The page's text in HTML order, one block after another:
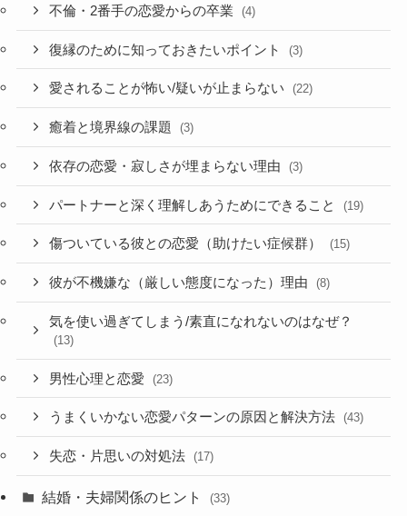
不倫・2番手の恋愛からの卒業 (4)
復縁のために知っておきたいポイント (3)
愛されることが怖い/疑いが止まらない (22)
癒着と境界線の課題 (3)
依存の恋愛・寂しさが埋まらない理由 (3)
パートナーと深く理解しあうためにできること (19)
傷ついている彼との恋愛（助けたい症候群） (15)
彼が不機嫌な（厳しい態度になった）理由 (8)
気を使い過ぎてしまう/素直になれないのはなぜ？
(13)
男性心理と恋愛 (23)
うまくいかない恋愛パターンの原因と解決方法 (43)
失恋・片思いの対処法 (17)
結婚・夫婦関係のヒント (33)